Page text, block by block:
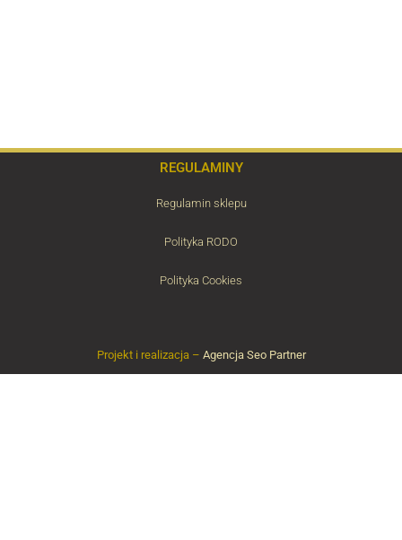
REGULAMINY
Regulamin sklepu
Polityka RODO
Polityka Cookies
Projekt i realizacja – Agencja Seo Partner